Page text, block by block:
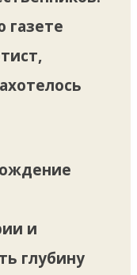
газете
и
глубину